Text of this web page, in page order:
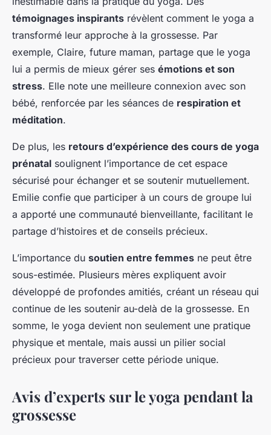
témoignages inspirants révèlent comment le yoga a
transformé leur approche à la grossesse. Par
exemple, Claire, future maman, partage que le yoga
lui a permis de mieux gérer ses émotions et son
stress. Elle note une meilleure connexion avec son
bébé, renforcée par les séances de respiration et
méditation.
De plus, les retours d’expérience des cours de yoga
prénatal soulignent l’importance de cet espace
sécurisé pour échanger et se soutenir mutuellement.
Emilie confie que participer à un cours de groupe lui
a apporté une communauté bienveillante, facilitant le
partage d’histoires et de conseils précieux.
L’importance du soutien entre femmes ne peut être
sous-estimée. Plusieurs mères expliquent avoir
développé de profondes amitiés, créant un réseau qui
continue de les soutenir au-delà de la grossesse. En
somme, le yoga devient non seulement une pratique
physique et mentale, mais aussi un pilier social
précieux pour traverser cette période unique.
Avis d’experts sur le yoga pendant la
grossesse